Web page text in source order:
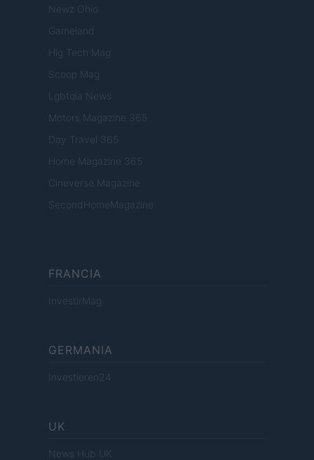
Newz Ohio
Gameland
Hig Tech Mag
Scoop Mag
Lgbtqia News
Motors Magazine 365
Day Travel 365
Home Magazine 365
Cineverse Magazine
SecondHomeMagazine
FRANCIA
InvestirMag
GERMANIA
Investieren24
UK
News Hub UK